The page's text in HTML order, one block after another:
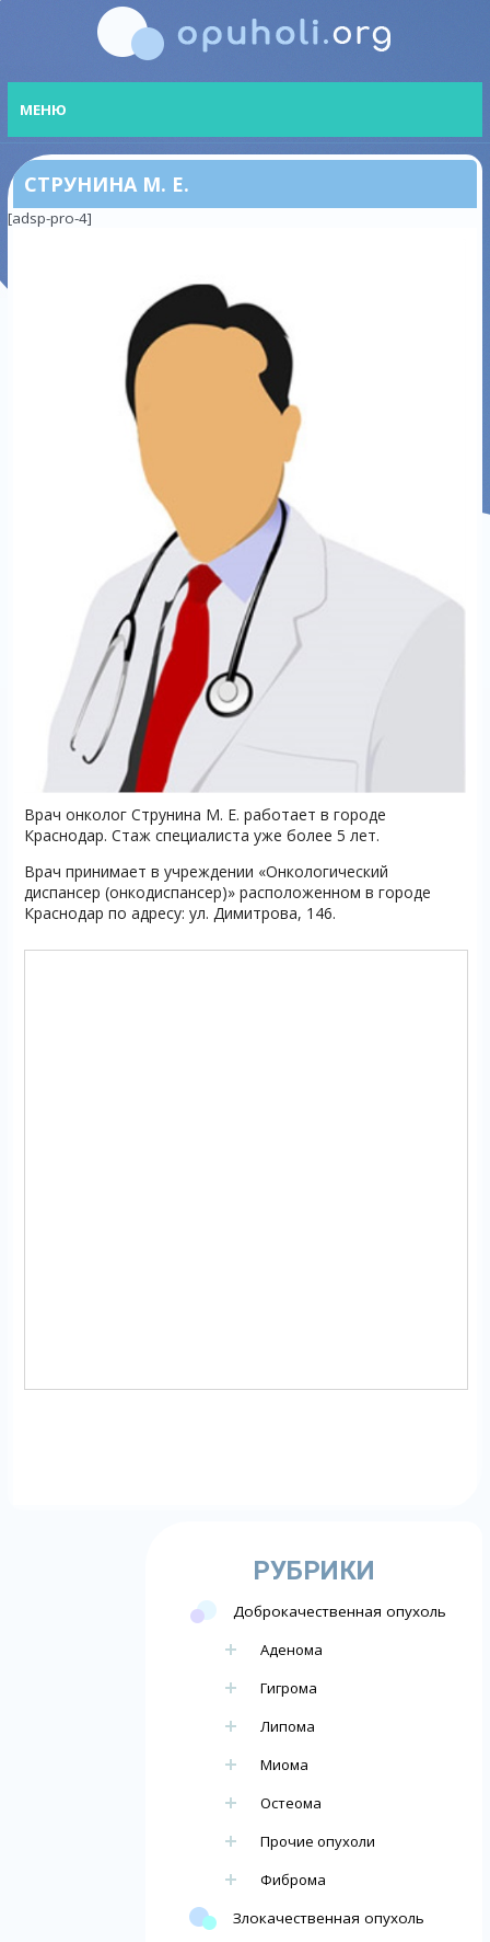
МЕНЮ
СТРУНИНА М. Е.
[adsp-pro-4]
Врач онколог Струнина М. Е. работает в городе
Краснодар. Стаж специалиста уже более 5 лет.
Врач принимает в учреждении «Онкологический
диспансер (онкодиспансер)» расположенном в городе
Краснодар по адресу: ул. Димитрова, 146.
РУБРИКИ
Доброкачественная опухоль
Аденома
Гигрома
Липома
Миома
Остеома
Прочие опухоли
Фиброма
Злокачественная опухоль